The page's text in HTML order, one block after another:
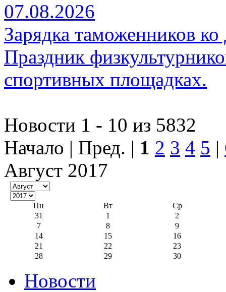
07.08.2026
Зарядка таможенников
Праздник
спортивных площадках.
Новости 1 - 10 из 5832
Начало | Пред. | 1 2 3 4 5 |
Август 2017
Пн Вт
Ср
31
1
2
7
8
9
14
15
16
21
22
23
28
29 30
Новости